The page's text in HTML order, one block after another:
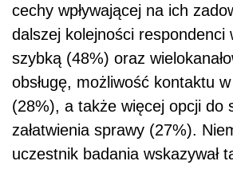
cechy wpływającej na ich
dalszej kolejności respondenci
szybką (48%) oraz
obsługę, możliwość kontaktu
(28%), a także więcej opcji do
załatwienia sprawy (27%).
uczestnik badania wskazywał